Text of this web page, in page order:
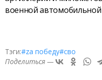
военной автомобильной
Тэги:#zа победу#сво
Поделиться —